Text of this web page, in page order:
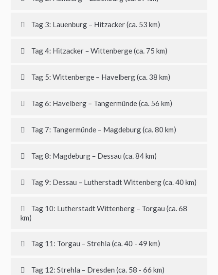
Tag 3: Lauenburg – Hitzacker (ca. 53 km)
Tag 4: Hitzacker – Wittenberge (ca. 75 km)
Tag 5: Wittenberge – Havelberg (ca. 38 km)
Tag 6: Havelberg – Tangermünde (ca. 56 km)
Tag 7: Tangermünde – Magdeburg (ca. 80 km)
Tag 8: Magdeburg – Dessau (ca. 84 km)
Tag 9: Dessau – Lutherstadt Wittenberg (ca. 40 km)
Tag 10: Lutherstadt Wittenberg – Torgau (ca. 68
km)
Tag 11: Torgau – Strehla (ca. 40 - 49 km)
Tag 12: Strehla – Dresden (ca. 58 - 66 km)